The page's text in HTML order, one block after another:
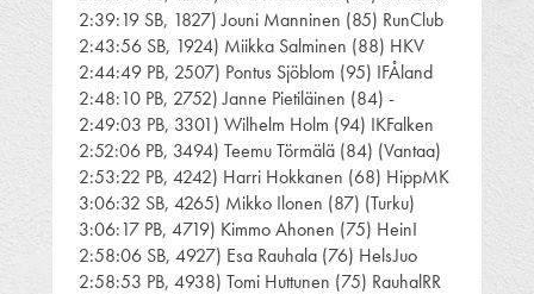
2:39:19 SB, 1827) Jouni Manninen (85) RunClub
2:43:56 SB, 1924) Miikka Salminen (88) HKV
2:44:49 PB, 2507) Pontus Sjöblom (95) IFÅland
2:48:10 PB, 2752) Janne Pietiläinen (84) -
2:49:03 PB, 3301) Wilhelm Holm (94) IKFalken
2:52:06 PB, 3494) Teemu Törmälä (84) (Vantaa)
2:53:22 PB, 4242) Harri Hokkanen (68) HippMK
3:06:32 SB, 4265) Mikko Ilonen (87) (Turku)
3:06:17 PB, 4719) Kimmo Ahonen (75) HeinI
2:58:06 SB, 4927) Esa Rauhala (76) HelsJuo
2:58:53 PB, 4938) Tomi Huttunen (75) RauhalRR